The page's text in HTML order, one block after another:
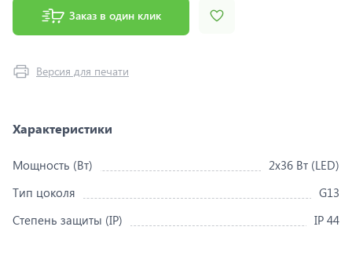
Заказ в один клик
Версия для печати
Характеристики
Мощность (Вт)
2x36 Вт (LED)
Тип цоколя
G13
Степень защиты (IP)
IP 44